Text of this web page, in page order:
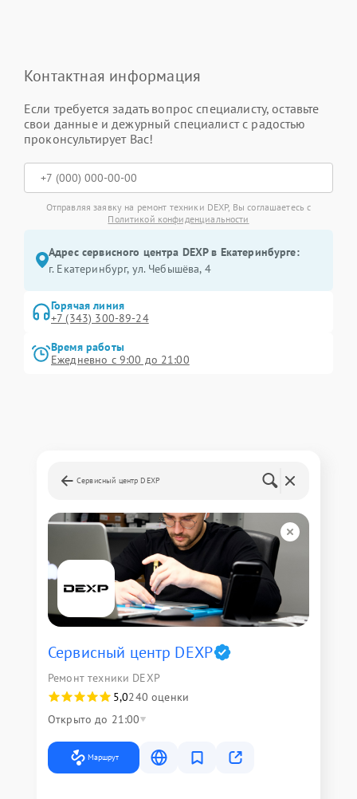
Контактная информация
Если требуется задать вопрос специалисту, оставьте
свои данные и дежурный специалист с радостью
проконсультирует Вас!
Отправляя заявку на ремонт техники DEXP, Вы соглашаетесь с
Политикой конфиденциальности
Адрес сервисного центра DEXP в Екатеринбурге:
г. Екатеринбург, ул. Чебышёва, 4
Горячая линия
+7 (343) 300-89-24
Время работы
Ежедневно с 9:00 до 21:00
Сервисный центр DEXP
Сервисный центр DEXP
Ремонт техники DEXP
5,0240 оценки
Открыто до 21:00
Маршрут